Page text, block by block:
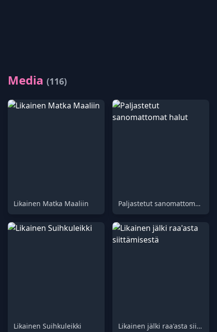
Media (116)
Likainen Matka Maaliin Paljastetut sanomattomat halut
Likainen Suihkuleikki Likainen jälki raa'asta siittämisestä